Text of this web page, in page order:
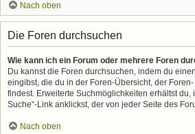
Nach oben
Die Foren durchsuchen
Wie kann ich ein Forum oder mehrere Foren
Du kannst die Foren durchsuchen, indem du
eingibst, die du in der Foren-Übersicht, der
findest. Erweiterte Suchmöglichkeiten erhältst du,
Suche“-Link anklickst, der von jeder Seite des
Nach oben